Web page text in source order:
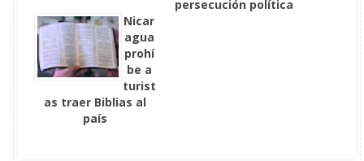
persecución política
Nicar
agua
prohí
be a
turist
as traer Biblias al
país